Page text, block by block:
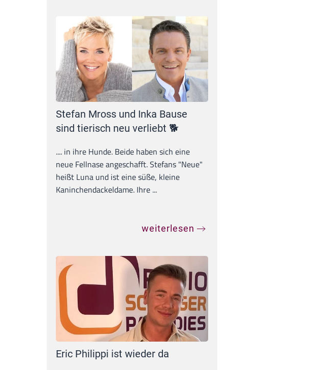
Stefan Mross und Inka Bause
sind tierisch neu verliebt 🐕
.... in ihre Hunde. Beide haben sich eine
neue Fellnase angeschafft. Stefans "Neue"
heißt Luna und ist eine süße, kleine
Kaninchendackeldame. Ihre ...
weiterlesen
Eric Philippi ist wieder da